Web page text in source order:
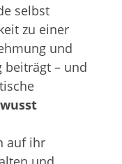
selbst
zu einer
und
beiträgt – und
auf ihr